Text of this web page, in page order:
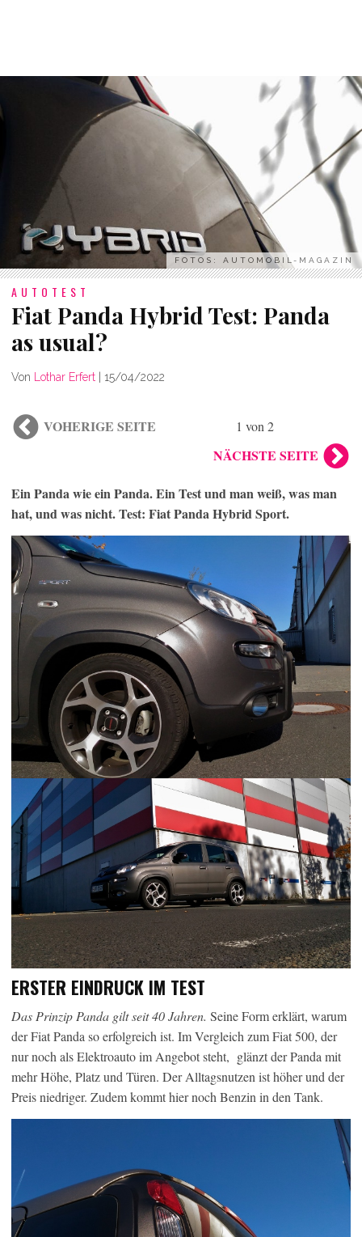
FOTOS: AUTOMOBIL-MAGAZIN
AUTOTEST
Fiat Panda Hybrid Test: Panda
as usual?
Von Lothar Erfert | 15/04/2022
VOHERIGE SEITE 1 von 2
NÄCHSTE SEITE
Ein Panda wie ein Panda. Ein Test und man weiß, was man
hat, und was nicht. Test: Fiat Panda Hybrid Sport.
ERSTER EINDRUCK IM TEST
Das Prinzip Panda gilt seit 40 Jahren. Seine Form erklärt, warum
der Fiat Panda so erfolgreich ist. Im Vergleich zum Fiat 500, der
nur noch als Elektroauto im Angebot steht, glänzt der Panda mit
mehr Höhe, Platz und Türen. Der Alltagsnutzen ist höher und der
Preis niedriger. Zudem kommt hier noch Benzin in den Tank.